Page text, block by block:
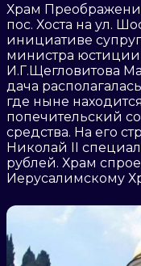
Храм
пос. Хоста на ул.
инициативе
министра
И.Г.Щегловитова
дача
где ныне
попечительский
средства. На его
Николай II
рублей. Храм
Иерусалимскому